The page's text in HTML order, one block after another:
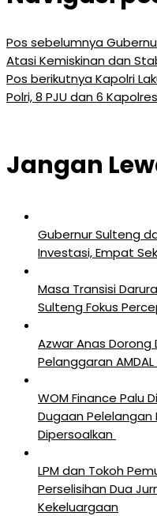
Pos sebelumnya
Atasi Kemiskinan dan
Pos berikutnyaKapolri
Polri, 8 PJU dan 6
Jangan
Gubernur Sulteng
Investasi, Empat
Masa Transisi
Sulteng Fokus
Azwar Anas Dorong
Pelanggaran
‎WOM Finance Palu
Dugaan Pelelangan
Dipersoalkan ‎
LPM dan Tokoh
Perselisihan Dua
Kekeluargaan